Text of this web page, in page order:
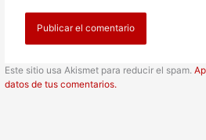
Este sitio usa Akismet para reducir el spam.
datos de tus comentarios.